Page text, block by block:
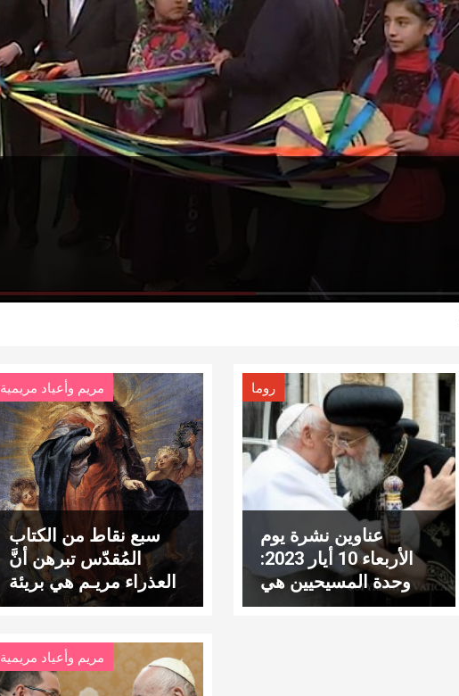
مريم وأعياد مريمية
سبع نقاط من الكتاب
المُقدّس تبرهن أنَّ
العذراء مريـم هي بريئة
ومعصومة من الخطيئة
روما
عناوين نشرة يوم
الأربعاء 10 أيار 2023:
وحدة المسيحيين هي
استجابة لإرادة الله
مريم وأعياد مريمية